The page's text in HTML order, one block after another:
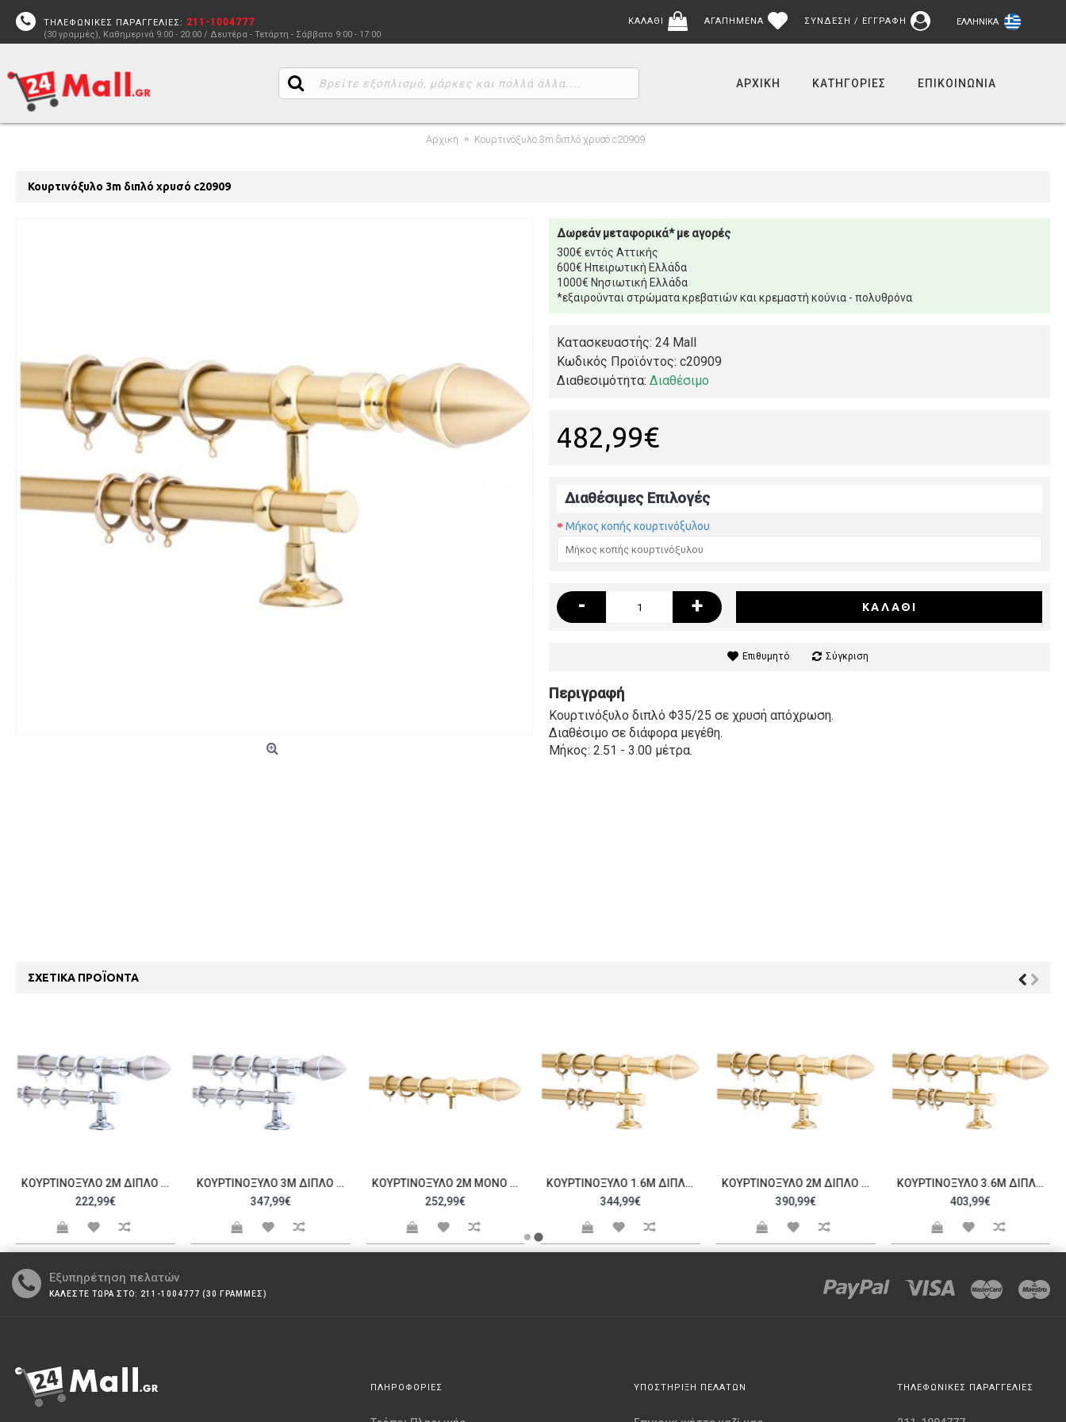
ΤΗΛΕΦΩΝΙΚΕΣ ΠΑΡΑΓΓΕΛΙΕΣ: 211-1004777
(30 γραμμές), Καθημερινά 9:00 - 20:00 / Δευτέρα - Τετάρτη - Σάββατο 9:00 - 17:00
ΕΛΛΗΝΙΚΆ
ΚΑΛΑΘΙ ΑΓΑΠΗΜΕΝΑ ΣΥΝΔΕΣΗ / ΕΓΓΡΑΦΗ
ΑΡΧΙΚΉ ΚΑΤΗΓΟΡΙΕΣ ΕΠΙΚΟΙΝΩΝΊΑ
Αρχική Κουρτινόξυλο 3m διπλό χρυσό c20909
Κουρτινόξυλο 3m διπλό χρυσό c20909
Δωρεάν μεταφορικά* με αγορές
300€ εντός Αττικής
600€ Ηπειρωτική Ελλάδα
1000€ Νησιωτική Ελλάδα
*εξαιρούνται στρώματα κρεβατιών και κρεμαστή κούνια - πολυθρόνα
Κατασκευαστής: 24 Mall
Κωδικός Προϊόντος: c20909
Διαθεσιμότητα: Διαθέσιμο
482,99€
Διαθέσιμες Επιλογές
Μήκος κοπής κουρτινόξυλου
- + ΚΑΛΆΘΙ
Επιθυμητό Σύγκριση
Περιγραφή
Κουρτινόξυλο διπλό Φ35/25 σε χρυσή απόχρωση.
Διαθέσιμο σε διάφορα μεγέθη.
Μήκος: 2.51 - 3.00 μέτρα.
ΣΧΕΤΙΚΆ ΠΡΟΪΌΝΤΑ
ΚΟΥΡΤΙΝΌΞΥΛΟ 2M ΔΙΠΛΌ ΑΣΗΜΊ C20717
222,99€
ΚΟΥΡΤΙΝΌΞΥΛΟ 3M ΔΙΠΛΌ ΑΣΗΜΊ C20719
347,99€
ΚΟΥΡΤΙΝΌΞΥΛΟ 2M ΜΟΝΌ ΧΡΥΣΌ C20764
252,99€
ΚΟΥΡΤΙΝΌΞΥΛΟ 1.6M ΔΙΠΛΌ ΧΡΥΣΌ C20906
344,99€
ΚΟΥΡΤΙΝΌΞΥΛΟ 2M ΔΙΠΛΌ ΧΡΥΣΌ C20907
390,99€
ΚΟΥΡΤΙΝΌΞΥΛΟ 3.6M ΔΙΠΛΌ ΧΡΥΣΌ C20910
403,99€
Εξυπηρέτηση πελατών
ΚΑΛΕΣΤΕ ΤΩΡΑ ΣΤΟ: 211-1004777 (30 ΓΡΑΜΜΕΣ)
ΠΛΗΡΟΦΟΡΙΕΣ ΥΠΟΣΤΗΡΙΞΗ ΠΕΛΑΤΩΝ ΤΗΛΕΦΩΝΙΚΕΣ ΠΑΡΑΓΓΕΛΙΕΣ